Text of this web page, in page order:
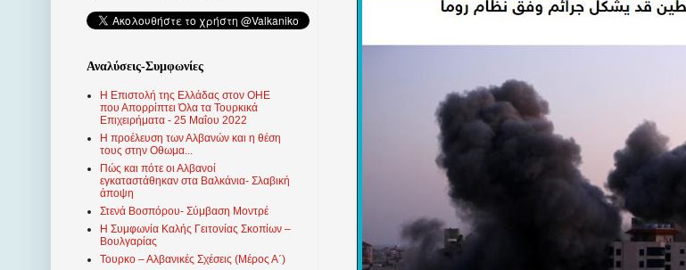
Αναλύσεις-Συμφωνίες
Η Επιστολή της Ελλάδας στον ΟΗΕ
που Απορρίπτει Όλα τα Τουρκικά
Επιχειρήματα - 25 Μαΐου 2022
Η προέλευση των Αλβανών και η θέση
τους στην Οθωμα...
Πώς και πότε οι Αλβανοί
εγκαταστάθηκαν στα Βαλκάνια- Σλαβική
άποψη
Στενά Βοσπόρου- Σύμβαση Μοντρέ
Η Συμφωνία Καλής Γειτονίας Σκοπίων –
Βουλγαρίας
Τουρκο – Αλβανικές Σχέσεις (Mέρος Α΄)